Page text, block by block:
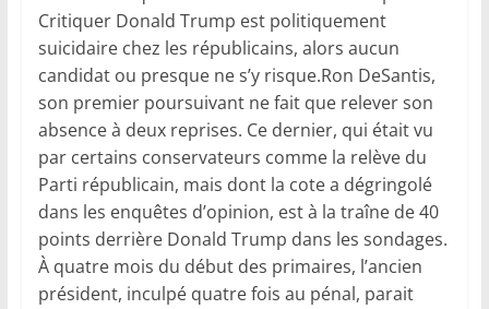
Critiquer Donald Trump est politiquement
suicidaire chez les républicains, alors aucun
candidat ou presque ne s’y risque.Ron DeSantis,
son premier poursuivant ne fait que relever son
absence à deux reprises. Ce dernier, qui était vu
par certains conservateurs comme la relève du
Parti républicain, mais dont la cote a dégringolé
dans les enquêtes d’opinion, est à la traîne de 40
points derrière Donald Trump dans les sondages.
À quatre mois du début des primaires, l’ancien
président, inculpé quatre fois au pénal, parait